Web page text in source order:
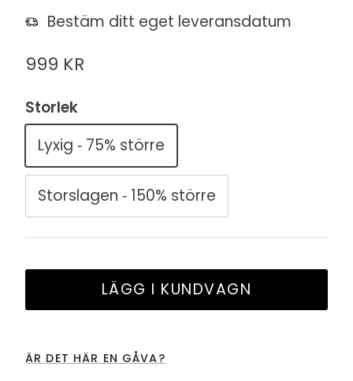
Bestäm ditt eget leveransdatum
999 KR
Storlek
Lyxig ‐ 75% större
Storslagen ‐ 150% större
LÄGG I KUNDVAGN
ÄR DET HÄR EN GÅVA?